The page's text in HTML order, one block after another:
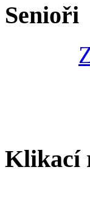
Senioři
Klikací